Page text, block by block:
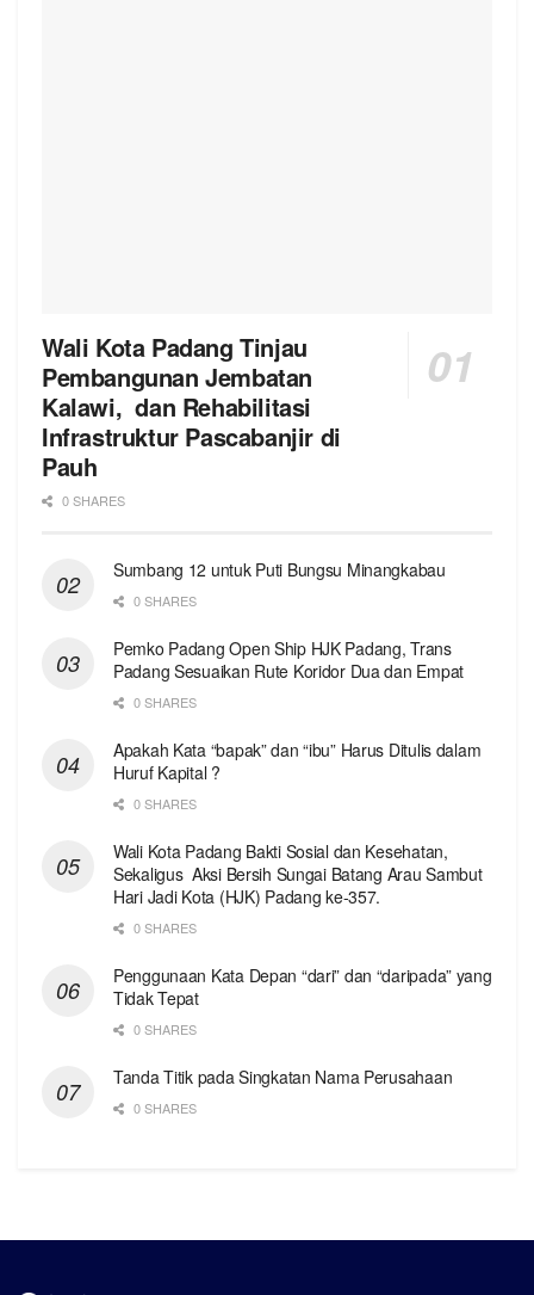
Wali Kota Padang Tinjau
Pembangunan Jembatan
Kalawi, dan Rehabilitasi
Infrastruktur Pascabanjir di
Pauh
0 SHARES
Sumbang 12 untuk Puti Bungsu Minangkabau
0 SHARES
Pemko Padang Open Ship HJK Padang, Trans
Padang Sesuaikan Rute Koridor Dua dan Empat
0 SHARES
Apakah Kata “bapak” dan “ibu” Harus Ditulis dalam
Huruf Kapital ?
0 SHARES
Wali Kota Padang Bakti Sosial dan Kesehatan,
Sekaligus Aksi Bersih Sungai Batang Arau Sambut
Hari Jadi Kota (HJK) Padang ke-357.
0 SHARES
Penggunaan Kata Depan “dari” dan “daripada” yang
Tidak Tepat
0 SHARES
Tanda Titik pada Singkatan Nama Perusahaan
0 SHARES